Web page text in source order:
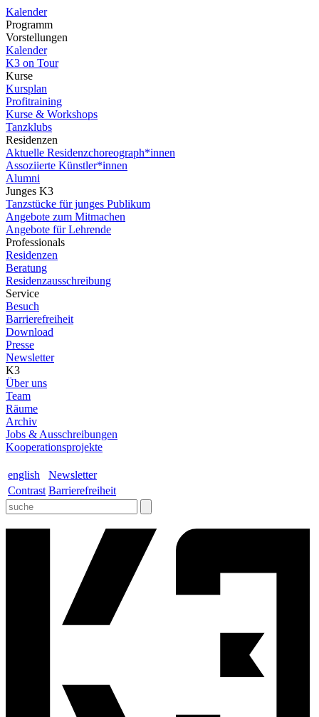
Kalender
Programm
Vorstellungen
Kalender
K3 on Tour
Kurse
Kursplan
Profitraining
Kurse & Workshops
Tanzklubs
Residenzen
Aktuelle Residenzchoreograph*innen
Assoziierte Künstler*innen
Alumni
Junges K3
Tanzstücke für junges Publikum
Angebote zum Mitmachen
Angebote für Lehrende
Professionals
Residenzen
Beratung
Residenzausschreibung
Service
Besuch
Barrierefreiheit
Download
Presse
Newsletter
K3
Über uns
Team
Räume
Archiv
Jobs & Ausschreibungen
Kooperationsprojekte
english
Newsletter
Contrast Barrierefreiheit